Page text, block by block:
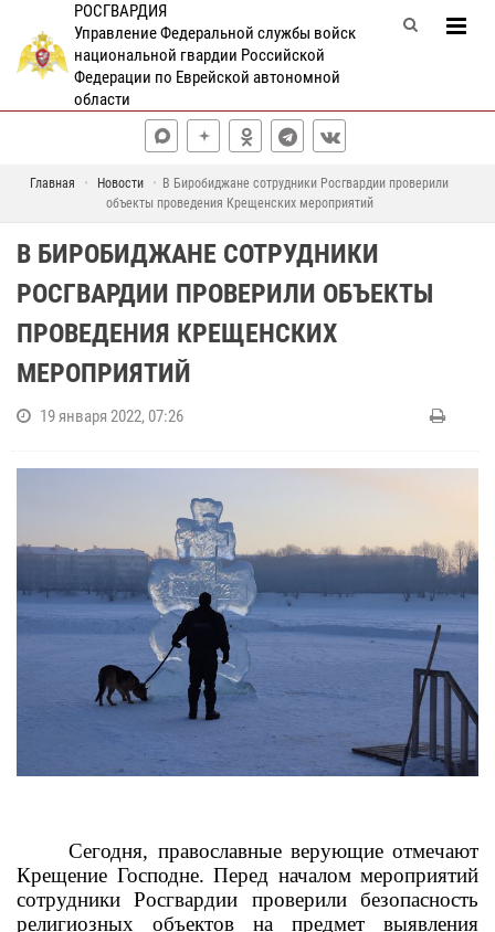
РОСГВАРДИЯ
Управление Федеральной службы войск
национальной гвардии Российской
Федерации по Еврейской автономной
области
Главная Новости
В Биробиджане сотрудники Росгвардии проверили
объекты проведения Крещенских мероприятий
В БИРОБИДЖАНЕ СОТРУДНИКИ
РОСГВАРДИИ ПРОВЕРИЛИ ОБЪЕКТЫ
ПРОВЕДЕНИЯ КРЕЩЕНСКИХ
МЕРОПРИЯТИЙ
19 января 2022, 07:26
Сегодня, православные верующие отмечают
Крещение Господне. Перед началом мероприятий
сотрудники Росгвардии проверили безопасность
религиозных объектов на предмет выявления